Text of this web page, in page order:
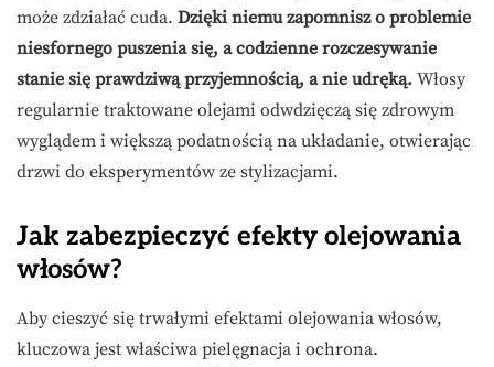
może zdziałać cuda. Dzięki niemu zapomnisz o problemie
niesfornego puszenia się, a codzienne rozczesywanie
stanie się prawdziwą przyjemnością, a nie udręką. Włosy
regularnie traktowane olejami odwdzięczą się zdrowym
wyglądem i większą podatnością na układanie, otwierając
drzwi do eksperymentów ze stylizacjami.
Jak zabezpieczyć efekty olejowania
włosów?
Aby cieszyć się trwałymi efektami olejowania włosów,
kluczowa jest właściwa pielęgnacja i ochrona.